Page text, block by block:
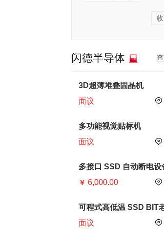
闪德半导体
3D超薄堆叠固晶机
面议
多功能视觉贴标机
面议
多接口 SSD 自动断电设
￥ 6,000.00
可程式高低温 SSD BIT
面议